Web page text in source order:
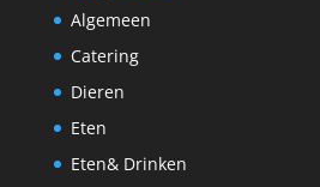
Algemeen
Catering
Dieren
Eten
Eten& Drinken